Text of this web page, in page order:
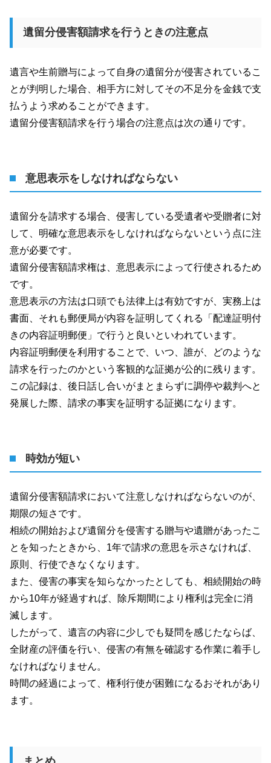
遺留分侵害額請求を行うときの注意点
遺言や生前贈与によって自身の遺留分が侵害されているこ
とが判明した場合、相手方に対してその不足分を金銭で支
払うよう求めることができます。
遺留分侵害額請求を行う場合の注意点は次の通りです。
意思表示をしなければならない
遺留分を請求する場合、侵害している受遺者や受贈者に対
して、明確な意思表示をしなければならないという点に注
意が必要です。
遺留分侵害額請求権は、意思表示によって行使されるため
です。
意思表示の方法は口頭でも法律上は有効ですが、実務上は
書面、それも郵便局が内容を証明してくれる「配達証明付
きの内容証明郵便」で行うと良いといわれています。
内容証明郵便を利用することで、いつ、誰が、どのような
請求を行ったのかという客観的な証拠が公的に残ります。
この記録は、後日話し合いがまとまらずに調停や裁判へと
発展した際、請求の事実を証明する証拠になります。
時効が短い
遺留分侵害額請求において注意しなければならないのが、
期限の短さです。
相続の開始および遺留分を侵害する贈与や遺贈があったこ
とを知ったときから、1年で請求の意思を示さなければ、
原則、行使できなくなります。
また、侵害の事実を知らなかったとしても、相続開始の時
から10年が経過すれば、除斥期間により権利は完全に消
滅します。
したがって、遺言の内容に少しでも疑問を感じたならば、
全財産の評価を行い、侵害の有無を確認する作業に着手し
なければなりません。
時間の経過によって、権利行使が困難になるおそれがあり
ます。